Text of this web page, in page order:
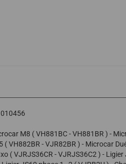
M8 ( VH881BC - VH881BR ) -
VH882BR - VJR82BR ) - Microcar
( VJRJS36CR - VJRJS36C2 ) -